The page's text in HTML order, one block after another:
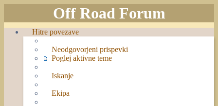
Off Road Forum
Hitre povezave
Neodgovorjeni prispevki
Poglej aktivne teme
Iskanje
Ekipa